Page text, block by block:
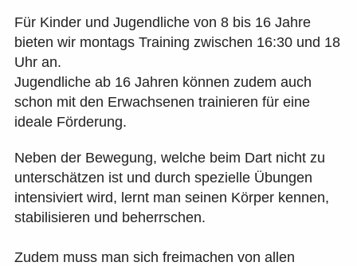
Für Kinder und Jugendliche von 8 bis 16 Jahre
bieten wir montags Training zwischen 16:30 und 18
Uhr an.
Jugendliche ab 16 Jahren können zudem auch
schon mit den Erwachsenen trainieren für eine
ideale Förderung.
Neben der Bewegung, welche beim Dart nicht zu
unterschätzen ist und durch spezielle Übungen
intensiviert wird, lernt man seinen Körper kennen,
stabilisieren und beherrschen.
Zudem muss man sich freimachen von allen